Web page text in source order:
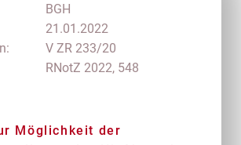
BGH
21.01.2022
V ZR 233/20
RNotZ 2022, 548
Möglichkeit der